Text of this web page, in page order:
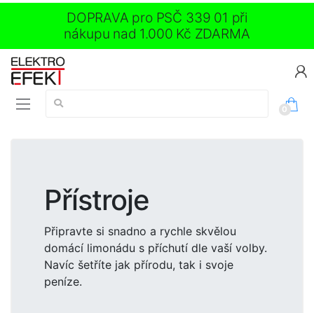
DOPRAVA pro PSČ 339 01 při
nákupu nad 1.000 Kč ZDARMA
Vyhledávání:
0
Přístroje
Připravte si snadno a rychle skvělou
domácí limonádu s příchutí dle vaší volby.
Navíc šetříte jak přírodu, tak i svoje
peníze.